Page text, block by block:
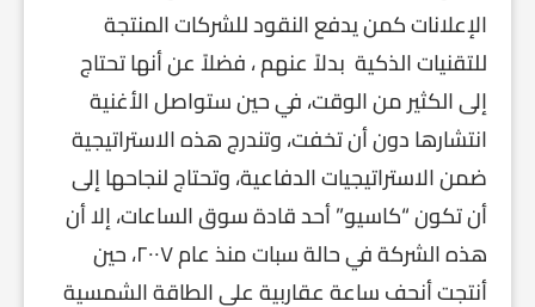
الإعلانات كمن يدفع النقود للشركات المنتجة
للتقنيات الذكية بدلاً عنهم ، فضلاً عن أنها تحتاج
إلى الكثير من الوقت، في حين ستواصل الأغنية
انتشارها دون أن تخفت، وتندرج هذه الاستراتيجية
ضمن الاستراتيجيات الدفاعية، وتحتاج لنجاحها إلى
أن تكون “كاسيو” أحد قادة سوق الساعات، إلا أن
هذه الشركة في حالة سبات منذ عام ٢٠٠٧، حين
أنتجت أنحف ساعة عقاربية على الطاقة الشمسية